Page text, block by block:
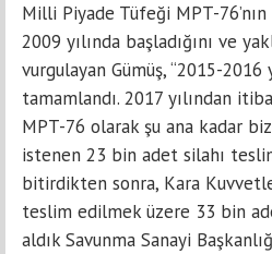
Milli Piyade Tüfeği MPT-76’nın
2009 yılında başladığını ve
vurgulayan Gümüş, “2015-2016
tamamlandı. 2017 yılından
MPT-76 olarak şu ana kadar
istenen 23 bin adet silahı
bitirdikten sonra, Kara
teslim edilmek üzere 33 bin
aldık Savunma Sanayi